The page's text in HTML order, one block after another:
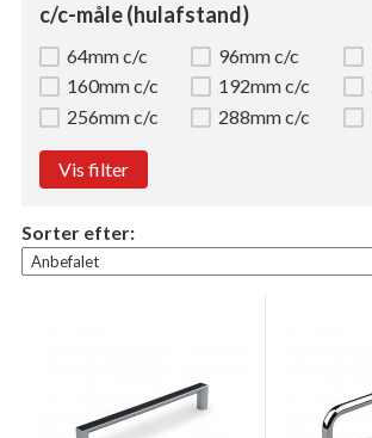
c/c-måle (hulafstand)
64mm c/c 96mm c/c
160mm c/c
192mm c/c
256mm c/c
288mm c/c
Vis filter
Sorter efter: